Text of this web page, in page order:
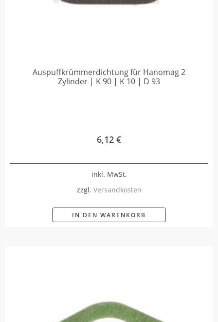
Auspuffkrümmerdichtung für Hanomag 2
Zylinder | K 90 | K 10 | D 93
6,12 €
inkl. MwSt.
zzgl. Versandkosten
IN DEN WARENKORB